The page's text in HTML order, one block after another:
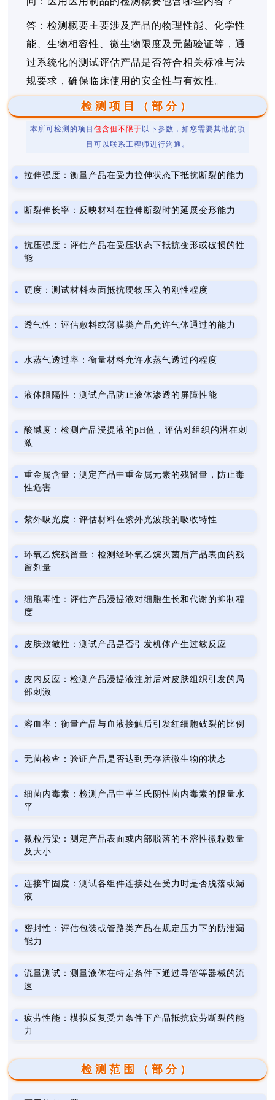
答：检测概要主要涉及产品的物理性能、化学性
能、生物相容性、微生物限度及无菌验证等，通
过系统化的测试评估产品是否符合相关标准与法
规要求，确保临床使用的安全性与有效性。
检测项目（部分）
本所可检测的项目 包含但不限于 以下参数，如您需要其他的项
目可以联系工程师进行沟通。
拉伸强度：衡量产品在受力拉伸状态下抵抗断裂的能力
断裂伸长率：反映材料在拉伸断裂时的延展变形能力
抗压强度：评估产品在受压状态下抵抗变形或破损的性
能
硬度：测试材料表面抵抗硬物压入的刚性程度
透气性：评估敷料或薄膜类产品允许气体通过的能力
水蒸气透过率：衡量材料允许水蒸气透过的程度
液体阻隔性：测试产品防止液体渗透的屏障性能
酸碱度：检测产品浸提液的pH值，评估对组织的潜在刺
激
重金属含量：测定产品中重金属元素的残留量，防止毒
性危害
紫外吸光度：评估材料在紫外光波段的吸收特性
环氧乙烷残留量：检测经环氧乙烷灭菌后产品表面的残
留剂量
细胞毒性：评估产品浸提液对细胞生长和代谢的抑制程
度
皮肤致敏性：测试产品是否引发机体产生过敏反应
皮内反应：检测产品浸提液注射后对皮肤组织引发的局
部刺激
溶血率：衡量产品与血液接触后引发红细胞破裂的比例
无菌检查：验证产品是否达到无存活微生物的状态
细菌内毒素：检测产品中革兰氏阴性菌内毒素的限量水
平
微粒污染：测定产品表面或内部脱落的不溶性微粒数量
及大小
连接牢固度：测试各组件连接处在受力时是否脱落或漏
液
密封性：评估包装或管路类产品在规定压力下的防泄漏
能力
流量测试：测量液体在特定条件下通过导管等器械的流
速
疲劳性能：模拟反复受力条件下产品抵抗疲劳断裂的能
力
检测范围（部分）